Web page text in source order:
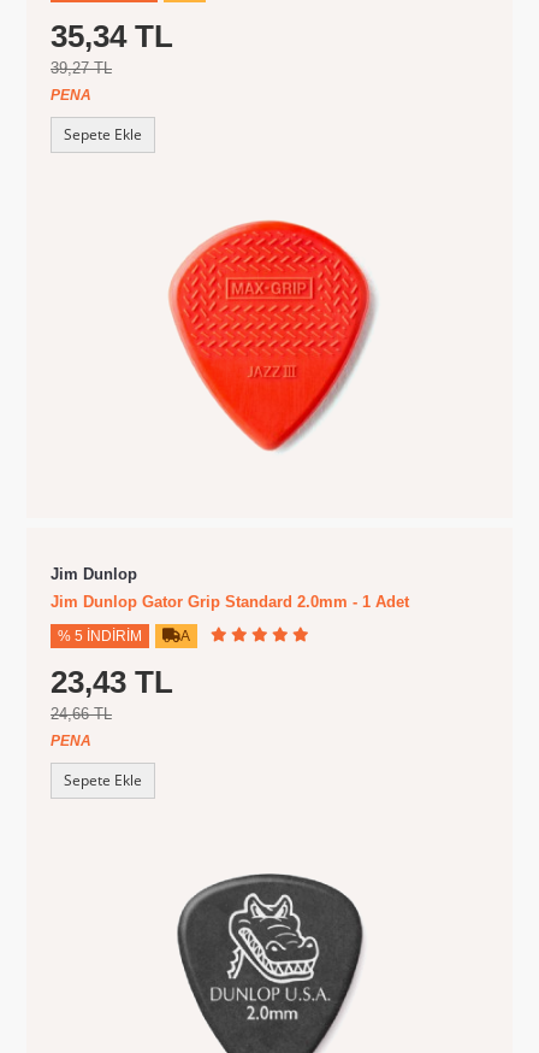
35,34 TL
39,27 TL
PENA
Sepete Ekle
Jim Dunlop
Jim Dunlop Gator Grip Standard 2.0mm - 1 Adet
% 5 İNDIRIM A
23,43 TL
24,66 TL
PENA
Sepete Ekle